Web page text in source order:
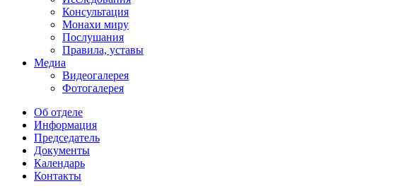
Консультация
Монахи миру
Послушания
Правила, уставы
Медиа
Видеогалерея
Фотогалерея
Об отделе
Информация
Председатель
Документы
Календарь
Контакты